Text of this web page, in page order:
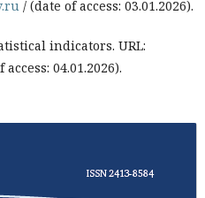
/ (date of access: 03.01.2026).
indicators. URL:
access: 04.01.2026).